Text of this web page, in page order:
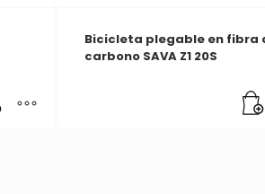
Bicicleta plegable en fibra
carbono SAVA Z1 20S